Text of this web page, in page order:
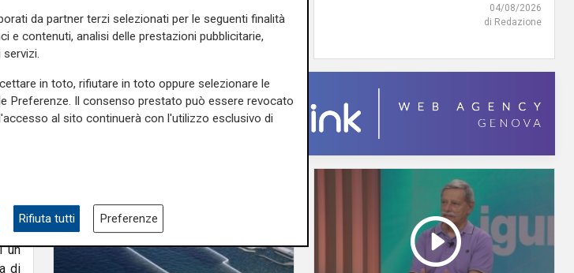
di
le
un
di
05/08/2026
04/08/2026
di Redazione
da partner terzi selezionati per le seguenti finalità
e contenuti, analisi delle prestazioni pubblicitarie,
in toto, rifiutare in toto oppure selezionare le
Preferenze. Il consenso prestato può essere revocato
al sito continuerà con l'utilizzo esclusivo di
Rifiuta tutti Preferenze